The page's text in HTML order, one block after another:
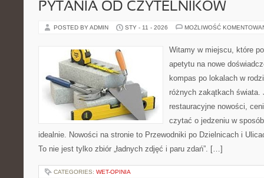
PYTANIA OD CZYTELNIKÓW
POSTED BY ADMIN STY - 11 - 2026 MOŻLIWOŚĆ
Witamy w miejscu, które
apetytu na nowe
kompas po lokalach w
różnych zakątkach świata.
restauracyjne nowości,
czytać o jedzeniu w
idealnie. Nowości na stronie to Przewodniki po Dzielnicach i
To nie jest tylko zbiór „ładnych zdjęć i paru zdań”. […]
CATEGORIES: WET-OPINIA